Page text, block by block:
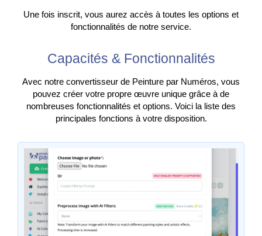
Une fois inscrit, vous aurez accès à toutes les options et
fonctionnalités de notre service.
Capacités & Fonctionnalités
Avec notre convertisseur de Peinture par Numéros, vous
pouvez créer votre propre œuvre unique grâce à de
nombreuses fonctionnalités et options. Voici la liste des
principales fonctions à votre disposition.